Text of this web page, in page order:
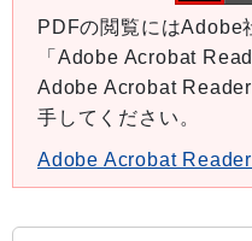
PDFの閲覧にはAdobe
「Adobe Acrobat
Adobe Acrobat
手してください。
Adobe Acrobat